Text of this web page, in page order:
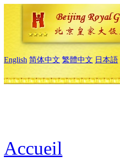
English 简体中文 繁體中文 日本語
Accueil